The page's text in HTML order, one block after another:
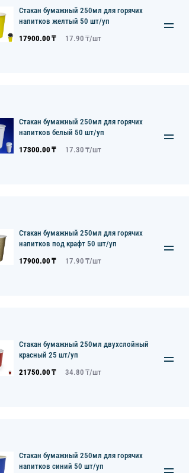
Стакан бумажный 250мл для горячих
напитков желтый 50 шт/уп
17900.00 ₸ 17.90 ₸/шт
Стакан бумажный 250мл для горячих
напитков белый 50 шт/уп
17300.00 ₸ 17.30 ₸/шт
Стакан бумажный 250мл для горячих
напитков под крафт 50 шт/уп
17900.00 ₸ 17.90 ₸/шт
Стакан бумажный 250мл двухслойный
красный 25 шт/уп
21750.00 ₸ 34.80 ₸/шт
Стакан бумажный 250мл для горячих
напитков синий 50 шт/уп